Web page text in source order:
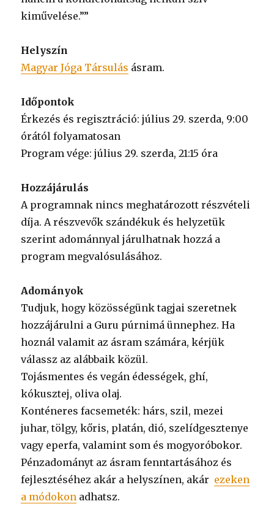
kiművelése.””
Helyszín
Magyar Jóga Társulás ásram.
Időpontok
Érkezés és regisztráció: július 29. szerda, 9:00
órától folyamatosan
Program vége: július 29. szerda, 21:15 óra
Hozzájárulás
A programnak nincs meghatározott részvételi
díja. A részvevők szándékuk és helyzetük
szerint adománnyal járulhatnak hozzá a
program megvalósulásához.
Adományok
Tudjuk, hogy közösségünk tagjai szeretnek
hozzájárulni a Guru púrnimá ünnephez. Ha
hoznál valamit az ásram számára, kérjük
válassz az alábbaik közül.
Tojásmentes és vegán édességek, ghí,
kókusztej, oliva olaj.
Konténeres facsemeték: hárs, szil, mezei
juhar, tölgy, kőris, platán, dió, szelídgesztenye
vagy eperfa, valamint som és mogyoróbokor.
Pénzadományt az ásram fenntartásához és
fejlesztéséhez akár a helyszínen, akár ezeken
a módokon adhatsz.